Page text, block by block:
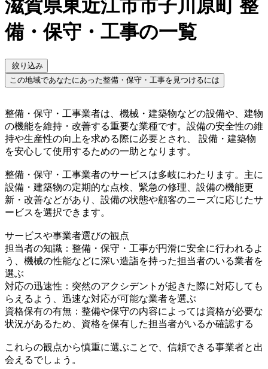
滋賀県東近江市市子川原町 整
備・保守・工事の一覧
絞り込み
この地域であなたにあった整備・保守・工事を見つけるには
整備・保守・工事業者は、機械・建築物などの設備や、建物
の機能を維持・改善する重要な業種です。設備の安全性の維
持や生産性の向上を求める際に必要とされ、 設備・建築物
を安心して使用するための一助となります。
整備・保守・工事業者のサービスは多岐にわたります。主に
設備・建築物の定期的な点検、緊急の修理、設備の機能更
新・改善などがあり、設備の状態や顧客のニーズに応じたサ
ービスを選択できます。
サービスや事業者選びの観点
担当者の知識：整備・保守・工事が円滑に安全に行われるよ
う、機械の性能などに深い造詣を持った担当者のいる業者を
選ぶ
対応の迅速性：突然のアクシデントが起きた際に対応しても
らえるよう、迅速な対応が可能な業者を選ぶ
資格保有の有無：整備や保守の内容によっては資格が必要な
状況があるため、資格を保有した担当者がいるか確認する
これらの観点から慎重に選ぶことで、信頼できる事業者と出
会えるでしょう。